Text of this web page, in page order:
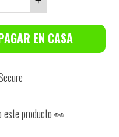
Increase
item
quantity
EN CASA
este producto 👀